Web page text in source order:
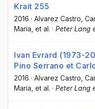
Krait 255
2016 · Alvarez Castro,
Maria , et al. · Peter Lang
Ivan Evrard (1973-
Pino Serrano et
2016 · Alvarez Castro,
Maria , et al. · Peter Lang